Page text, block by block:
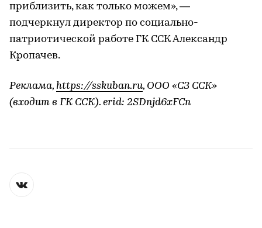
приблизить, как только можем», —
подчеркнул директор по социально-
патриотической работе ГК ССК Александр
Кропачев.
Реклама, https://sskuban.ru, ООО «СЗ ССК»
(входит в ГК ССК). erid: 2SDnjd6xFCn